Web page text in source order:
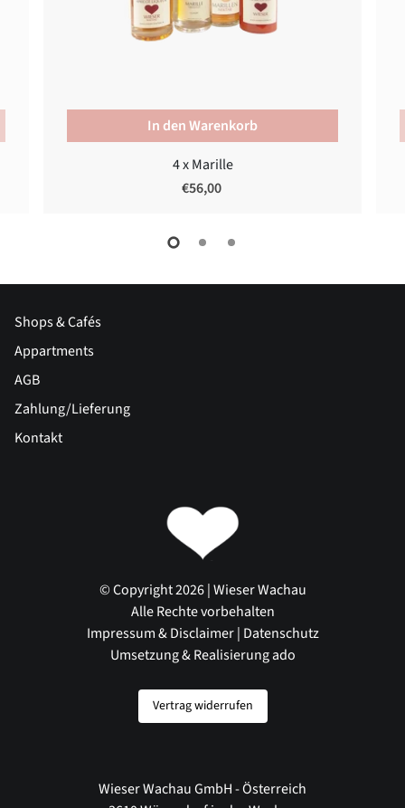
In den Warenkorb
4 x Marille
€56,00
Shops & Cafés
Appartments
AGB
Zahlung/Lieferung
Kontakt
© Copyright 2026 | Wieser Wachau
Alle Rechte vorbehalten
Impressum & Disclaimer| Datenschutz
Umsetzung & Realisierung ado
Vertrag widerrufen
Wieser Wachau GmbH - Österreich